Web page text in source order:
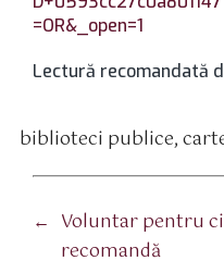
=OR&_open=1
Lectură recomandată
biblioteci publice,
← Voluntar pentru
recomandă